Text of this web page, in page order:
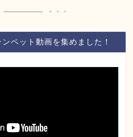
ペット動画を集めました！